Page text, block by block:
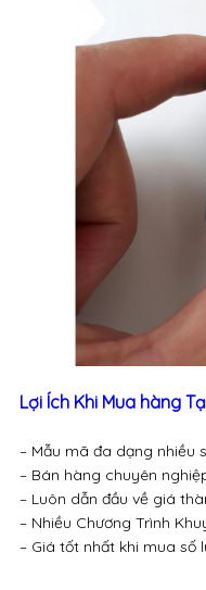
Lợi Ích Khi Mua hàng
– Mẫu mã đa dạng nhiều
– Bán hàng chuyên
– Luôn dẫn đầu về giá
– Nhiều Chương Trình
– Giá tốt nhất khi mua số